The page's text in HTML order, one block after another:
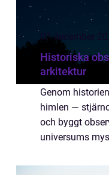
07 december
Historiska
arkitektur
Genom
himlen —
och byggt
universums